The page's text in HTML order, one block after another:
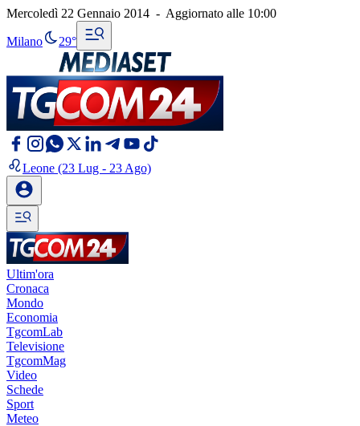
Mercoledì 22 Gennaio 2014 - Aggiornato alle 10:00
Milano 29°
Leone (23 Lug - 23 Ago)
Ultim'ora
Cronaca
Mondo
Economia
TgcomLab
Televisione
TgcomMag
Video
Schede
Sport
Meteo